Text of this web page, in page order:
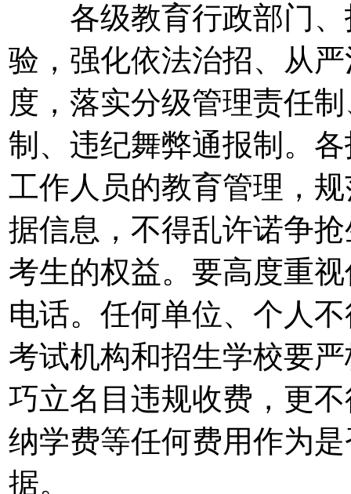
各级教育行政部门、
验，强化依法治招、从
度，落实分级管理责任
制、违纪舞弊通报制。
工作人员的教育管理，
据信息，不得乱许诺争
考生的权益。要高度重
电话。任何单位、个人
考试机构和招生学校要
巧立名目违规收费，更
纳学费等任何费用作为
据。